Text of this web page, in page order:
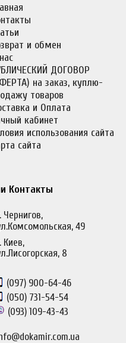
и обмен
ДОГОВОР
на заказ, куплю-
товаров
и Оплата
кабинет
использования сайта
сайта
Контакты
Чернигов,
49
Киев,
8
(097) 900-64-46
(050) 731-54-54
(093) 109-43-43